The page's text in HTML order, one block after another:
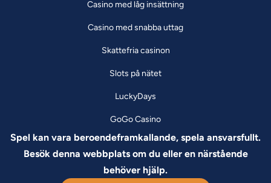
Casino med låg insättning
Casino med snabba uttag
Skattefria casinon
Slots på nätet
LuckyDays
GoGo Casino
Spel kan vara beroendeframkallande, spela ansvarsfullt.
Besök denna webbplats om du eller en närstående
behöver hjälp.